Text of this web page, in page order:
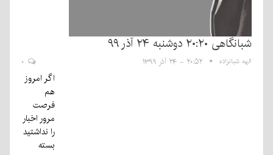
شبانگاهی ٢۰:٢٠ دوشنبه ۲۴ آذر ۹۹
الهه شبانزاده ۲۰:۵۲ - ۲۴ آذر ۱۳۹۹
اگر امروز
هم
فرصت
مرور اخبار
را نداشتید
بسته